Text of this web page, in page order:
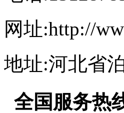
网址:http://
地址:河北省
全国服务热